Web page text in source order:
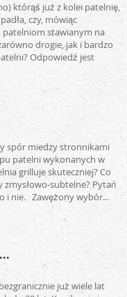
którąś już z kolei patelnię,
czy, mówiąc
patelniom stawianym na
drogie, jak i bardzo
Odpowiedź jest
spór miedzy stronnikami
patelni wykonanych w
grilluje skuteczniej? Co
subtelne? Pytań
i nie. Zawężony wybór...
już wiele lat